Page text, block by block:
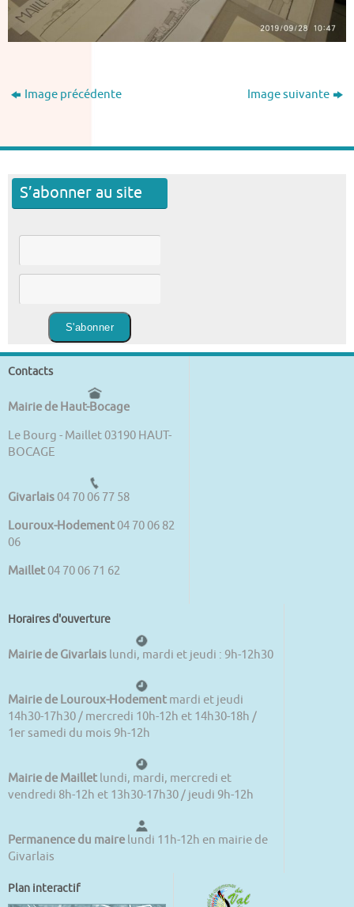
Image précédente Image suivante
S’abonner au site
Contacts
Mairie de Haut-Bocage
Le Bourg - Maillet 03190 HAUT-
BOCAGE
Givarlais 04 70 06 77 58
Louroux-Hodement 04 70 06 82
06
Maillet 04 70 06 71 62
Horaires d'ouverture
Mairie de Givarlais lundi, mardi et jeudi : 9h-12h30
Mairie de Louroux-Hodement mardi et jeudi
14h30-17h30 / mercredi 10h-12h et 14h30-18h /
1er samedi du mois 9h-12h
Mairie de Maillet lundi, mardi, mercredi et
vendredi 8h-12h et 13h30-17h30 / jeudi 9h-12h
Permanence du maire lundi 11h-12h en mairie de
Givarlais
Plan interactif